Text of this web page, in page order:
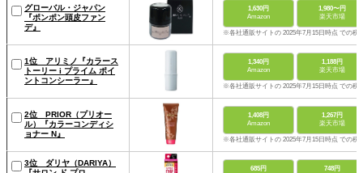
グローバル・ジャパン
『ポンポン頭皮ファン
デ』
1,630円
Amazon
1,980〜円
楽天市場
※各社通販サイトの 2025年7月15日時点 での税
1位 アリミノ『カラース
トーリー i プライム ポイ
ントコンシーラー』
1,340円
Amazon
1,188円
楽天市場
※各社通販サイトの 2025年7月15日時点 での税
2位 PRIOR（プリオー
ル）『カラーコンディシ
ョナー N』
1,408円
Amazon
1,267円
楽天市場
※各社通販サイトの 2025年7月15日時点 での税
3位 ダリヤ（DARIYA）
685円
748円